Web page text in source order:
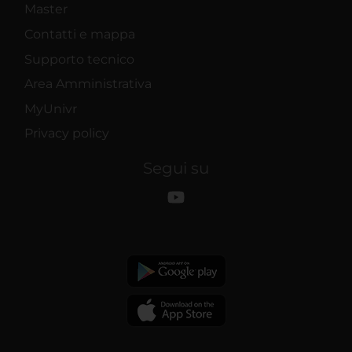
Master
Contatti e mappa
Supporto tecnico
Area Amministrativa
MyUnivr
Privacy policy
Segui su